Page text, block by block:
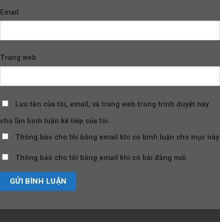
Email
Trang web
Lưu tên của tôi, email, và trang web trong trình duyệt này
cho lần bình luận kế tiếp của tôi.
Thông báo cho tôi bằng email khi có bình luận cho mục này
Thông báo cho tôi bằng email khi có bài đăng mới